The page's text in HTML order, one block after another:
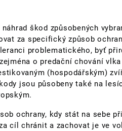
náhrad škod způsobených
za specifický způsob
problematického, byť
o predační chování
(hospodářským)
jsou působeny také na
ochrany, kdy stát na sebe
cíl chránit a zachovat je ve